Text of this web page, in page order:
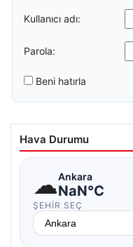
Kullanıcı adı:
Parola:
Beni hatırla
Hava Durumu
☁Ankara
NaN°C
ŞEHIR SEÇ